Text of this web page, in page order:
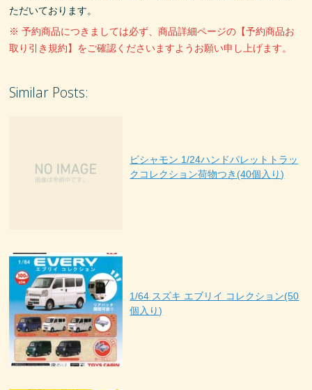
ただいております。
※ 予約商品につきましては必ず、商品詳細ページの【予約商品お
取り引き規約】をご確認くださいますようお願い申し上げます。
Similar Posts:
ビシャモン 1/24ハンドパレットトラッ
クコレクション荷物つき(40個入り)
1/64 スズキ エブリイ コレクション(50
個入り)